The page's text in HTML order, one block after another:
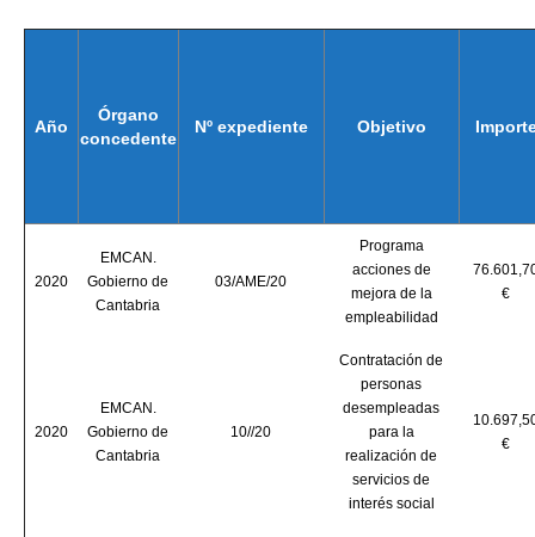
Año
Órgano
concedente
Nº expediente Objetivo
2020
EMCAN.
Gobierno de
Cantabria
03/AME/20
Programa
acciones de
mejora de la
empleabilidad
€
2020
EMCAN.
Gobierno de
Cantabria
10//20
Contratación de
personas
desempleadas
para la
realización de
servicios de
interés social
€